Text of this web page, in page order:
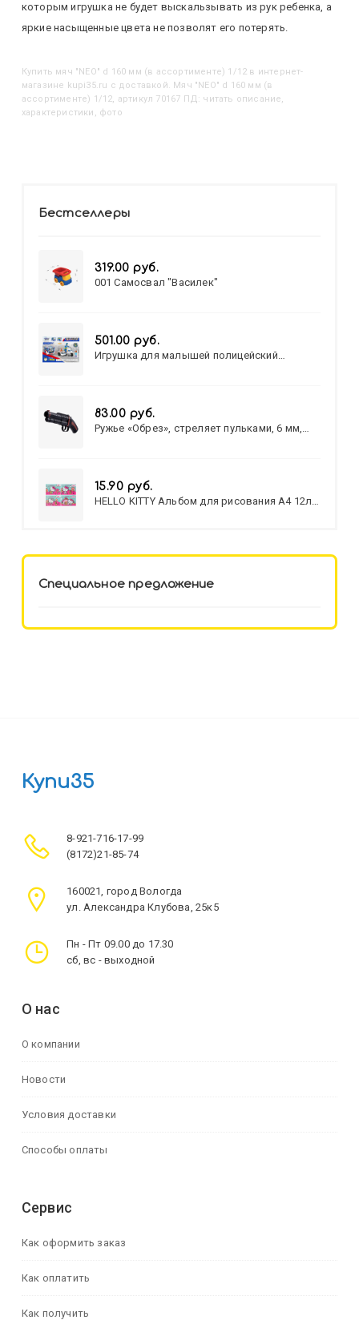
которым игрушка не будет выскальзывать из рук ребенка, а
яркие насыщенные цвета не позволят его потерять.
Купить Мяч "NEO" d 160 мм (в ассортименте) 1/12 в интернет-
магазине kupi35.ru с доставкой. Мяч "NEO" d 160 мм (в
ассортименте) 1/12, артикул 70167 ПД: читать описание,
характеристики, фото
Бестселлеры
319.00 руб.
001 Самосвал "Василек"
501.00 руб.
Игрушка для малышей полицейский
83.00 руб.
Ружье «Обрез», стреляет пульками, 6 мм,
15.90 руб.
HELLO KITTY Альбом для рисования А4 12л.
Специальное предложение
Купи35
8-921-716-17-99
(8172)21-85-74
160021, город Вологда
ул. Александра Клубова, 25к5
Пн - Пт 09.00 до 17.30
сб, вс - выходной
О нас
О компании
Новости
Условия доставки
Способы оплаты
Сервис
Как оформить заказ
Как оплатить
Как получить